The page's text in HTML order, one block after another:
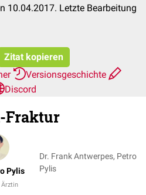
10.04.2017. Letzte Bearbeitung
Zitat kopieren
Versionsgeschichte
Discord
Fraktur
Pylis
Dr. Frank Antwerpes, Petro
Pylis